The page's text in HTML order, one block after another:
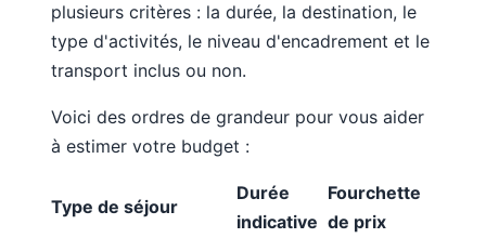
plusieurs critères : la durée, la destination, le
type d'activités, le niveau d'encadrement et le
transport inclus ou non.
Voici des ordres de grandeur pour vous aider
à estimer votre budget :
Type de séjour
Durée
indicative
Fourchette
de prix